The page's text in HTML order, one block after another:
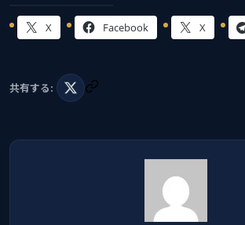
X Facebook X
共有する: